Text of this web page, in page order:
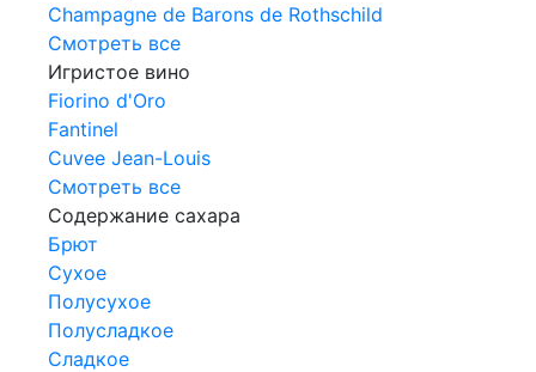
Champagne de Barons de Rothschild
Смотреть все
Игристое вино
Fiorino d'Oro
Fantinel
Cuvee Jean-Louis
Смотреть все
Содержание сахара
Брют
Сухое
Полусухое
Полусладкое
Сладкое